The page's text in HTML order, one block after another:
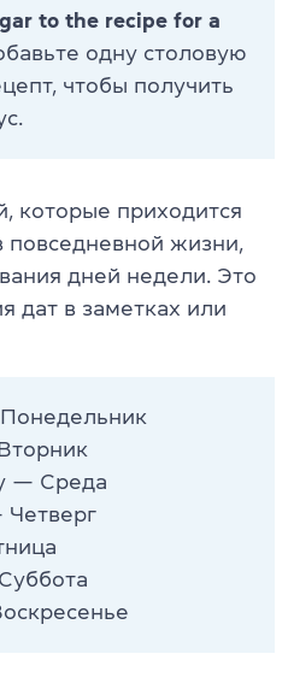
to the recipe for a
одну столовую
чтобы получить
которые приходится
повседневной жизни,
дней недели. Это
дат в заметках или
— Среда